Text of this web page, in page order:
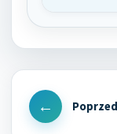
Nawigacja
wpisu
Previous